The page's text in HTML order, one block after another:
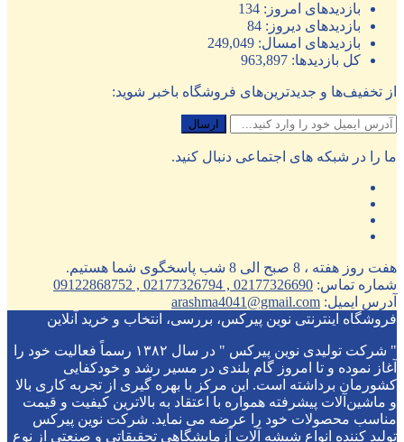
بازدیدهای امروز: 134
بازدیدهای دیروز: 84
بازدیدهای امسال: 249,049
کل بازدیدها: 963,897
از تخفیف‌ها و جدیدترین‌های فروشگاه باخبر شوید:
ما را در شبکه های اجتماعی دنبال کنید.
هفت روز هفته ، 8 صبح الی 8 شب پاسخگوی شما هستیم.
شماره تماس: 02177326690 , 02177326794 , 09122868752
آدرس ایمیل: arashma4041@gmail.com
فروشگاه اینترنتی نوین پیرکس، بررسی، انتخاب و خرید آنلاین
" شرکت تولیدی نوین پیرکس " در سال ۱۳۸۲ رسماً فعالیت خود را
آغاز نموده و تا امروز گام بلندی در مسیر رشد و خودکفایی
کشورمان برداشته است. این مرکز با بهره گیری از تجربه کاری بالا
و ماشین‌آلات پیشرفته همواره با اعتقاد به بالاترین کیفیت و قیمت
مناسب محصولات خود را عرضه می نماید. شرکت نوین پیرکس
تولید کننده انواع شیشه آلات آزمایشگاهی تحقیقاتی و صنعتی از نوع